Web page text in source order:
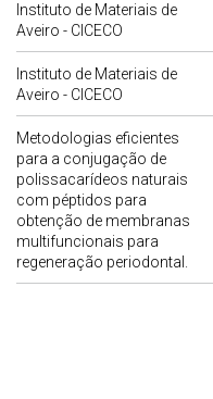
Instituto de Materiais de
Aveiro - CICECO
Instituto de Materiais de
Aveiro - CICECO
Metodologias eficientes
para a conjugação de
polissacarídeos naturais
com péptidos para
obtenção de membranas
multifuncionais para
regeneração periodontal.